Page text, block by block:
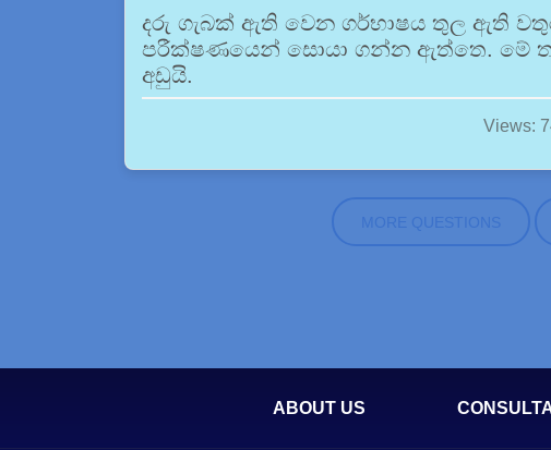
දරු ගැබක් ඇති වෙන ගර්භාෂය තුල ඇති
පරීක්ෂණයෙන් සොයා ගන්න ඇත්තෙ. මේ
අඩුයි.
Views:
MORE QUESTIONS
ABOUT US